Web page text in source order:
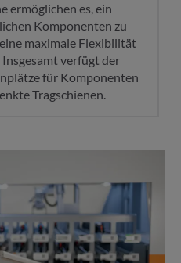
ermöglichen es, ein
Komponenten zu
maximale Flexibilität
verfügt der
für Komponenten
Tragschienen.